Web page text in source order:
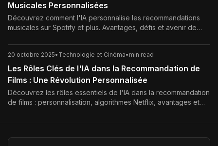
Musicales Personnalisées
Découvrez comment l'IA personnalise les recommandations
musicales sur Spotify et plus. Avantages, défis et avenir de
20 octobre 2025• Technologie et Cinéma• min read
Les Rôles Clés de l'IA dans la Recommandation de
Films : Une Révolution Personnalisée
Découvrez les rôles essentiels de l'IA dans la recommandation
de films : personnalisation, algorithmes Netflix, avantages et
avec ces insights.